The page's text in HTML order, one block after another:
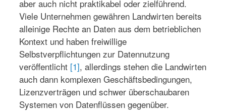
aber auch nicht praktikabel oder zielführend.
Viele Unternehmen gewähren Landwirten bereits
alleinige Rechte an Daten aus dem betrieblichen
Kontext und haben freiwillige
Selbstverpflichtungen zur Datennutzung
veröffentlicht [1], allerdings stehen die Landwirten
auch dann komplexen Geschäftsbedingungen,
Lizenzverträgen und schwer überschaubaren
Systemen von Datenflüssen gegenüber.